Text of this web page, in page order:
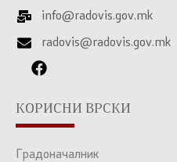
info@radovis.gov.mk
radovis@radovis.gov.mk
КОРИСНИ ВРСКИ
Градоначалник